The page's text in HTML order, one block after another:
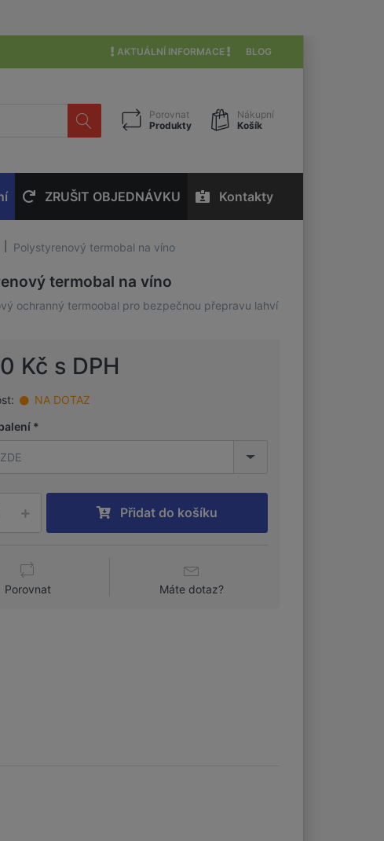
AKTUÁLNÍ INFORMACE BLOG
Porovnat
Produkty
Nákupní
Košík
ZRUŠIT OBJEDNÁVKU Kontakty
Polystyrenový termobal na víno
termobal na víno
ochranný termoobal pro bezpečnou přepravu lahví
Kč s DPH
NA DOTAZ
Přidat do košíku
Porovnat Máte dotaz?